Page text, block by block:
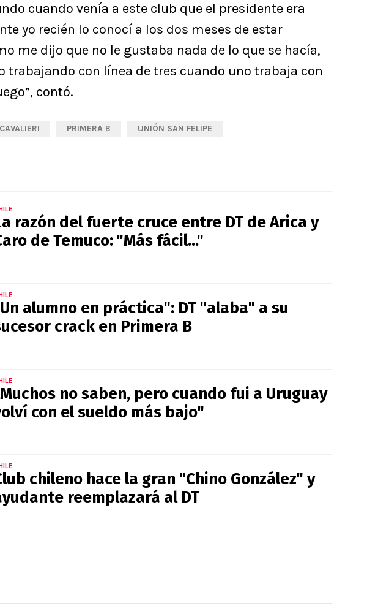
cuando venía a este club que el presidente era
yo recién lo conocí a los dos meses de estar
me dijo que no le gustaba nada de lo que se hacía,
trabajando con línea de tres cuando uno trabaja con
contó.
PRIMERA B UNIÓN SAN FELIPE
razón del fuerte cruce entre DT de Arica y
de Temuco: "Más fácil..."
alumno en práctica": DT "alaba" a su
crack en Primera B
no saben, pero cuando fui a Uruguay
con el sueldo más bajo"
chileno hace la gran "Chino González" y
reemplazará al DT